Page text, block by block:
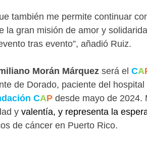
también me permite continuar
la gran misión de amor y
tras evento”, añadió Ruiz.
Morán Márquez será el CA
de Dorado, paciente del
CAP desde mayo de 2024.
y valentía, y representa la
de cáncer en Puerto Rico.